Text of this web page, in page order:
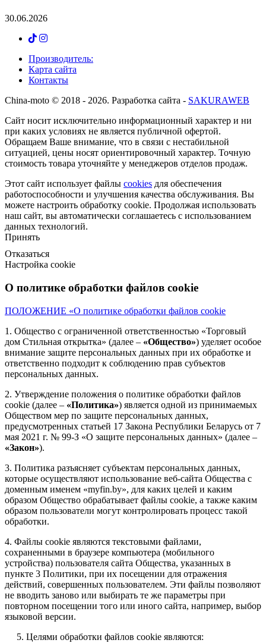
30.06.2026
Производитель:
Карта сайта
Контакты
Сhina-moto © 2018 - 2026. Разработка сайта - SAKURAWEB
Сайт носит исключительно информационный характер и ни
при каких условиях не является публичной офертой.
Обращаем Ваше внимание, что в связи с нестабильной
ситуацией, цены носят ориентировочный характер. Точную
стоимость товара уточняйте у менеджеров отделов продаж.
Этот сайт использует файлы cookies для обеспечения
работоспособности и улучшения качества обслуживания. Вы
можете настроить обработку cookie. Продолжая использовать
наш сайт, вы автоматически соглашаетесь с использованием
данных технологий.
Принять
Отказаться
Настройка cookie
О политике обработки файлов cookie
ПОЛОЖЕНИЕ «О политике обработки файлов cookie
1. Общество с ограниченной ответственностью «Торговый
дом Стильная открытка» (далее – «Общество») уделяет особое
внимание защите персональных данных при их обработке и
ответственно подходит к соблюдению прав субъектов
персональных данных.
2. Утверждение положения о политике обработки файлов
cookie (далее – «Политика») является одной из принимаемых
Обществом мер по защите персональных данных,
предусмотренных статьей 17 Закона Республики Беларусь от 7
мая 2021 г. № 99-З «О защите персональных данных» (далее –
«Закон»).
3. Политика разъясняет субъектам персональных данных,
которые осуществляют использование веб-сайта Общества с
доменным именем «myfin.by», для каких целей и каким
образом Общество обрабатывает файлы cookie, а также каким
образом пользователи могут контролировать процесс такой
обработки.
4. Файлы cookie являются текстовыми файлами,
сохраненными в браузере компьютера (мобильного
устройства) пользователя сайта Общества, указанных в
пункте 3 Политики, при их посещении для отражения
действий, совершенных пользователем. Эти файлы позволяют
не вводить заново или выбирать те же параметры при
повторном посещении того или иного сайта, например, выбор
языковой версии.
5. Целями обработки файлов cookie являются: